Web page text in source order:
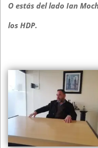
O estás del lado Ian
los HDP.